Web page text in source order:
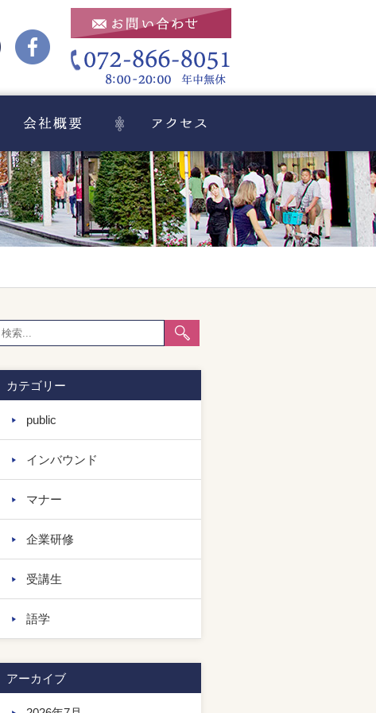
カテゴリー
public
インバウンド
マナー
企業研修
受講生
語学
アーカイブ